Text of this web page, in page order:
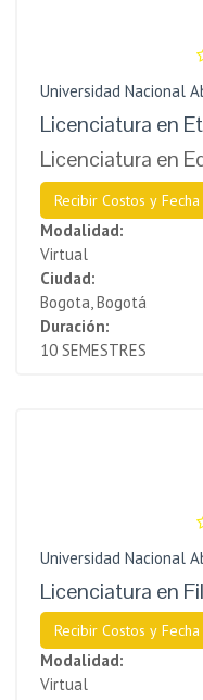
Universidad Nacional
Licenciatura en
Licenciatura en
Recibir Costos y
Modalidad:
Virtual
Ciudad:
Bogota, Bogotá
Duración:
10 SEMESTRES
Universidad Nacional
Licenciatura en
Recibir Costos y
Modalidad:
Virtual